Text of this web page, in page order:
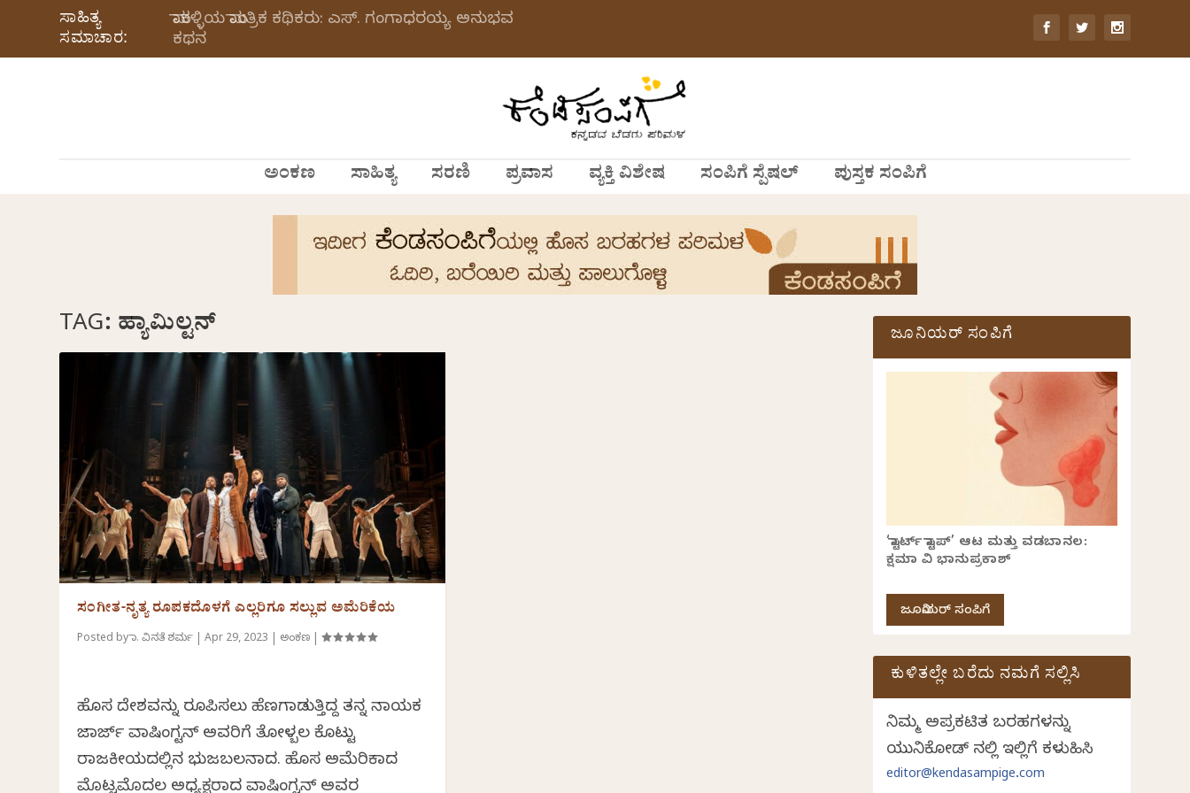
ಸಾಹಿತ್ಯ
ಸಮಾಚಾರ:
ಮಾಕಳ್ಳಿಯ ಮಾಂತ್ರಿಕ ಕಥಿಕರು: ಎಸ್. ಗಂಗಾಧರಯ್ಯ ಅನುಭವ
ಕಥನ
ಅಂಕಣ ಸಾಹಿತ್ಯ ಸರಣಿ ಪ್ರವಾಸ ವ್ಯಕ್ತಿ ವಿಶೇಷ ಸಂಪಿಗೆ ಸ್ಪೆಷಲ್ ಪುಸ್ತಕ ಸಂಪಿಗೆ
TAG: ಹ್ಯಾಮಿಲ್ಟನ್
ಸಂಗೀತ-ನೃತ್ಯ ರೂಪಕದೊಳಗೆ ಎಲ್ಲರಿಗೂ ಸಲ್ಲುವ ಅಮೆರಿಕೆಯ
Posted byಡಾ. ವಿನತೆ ಶರ್ಮ |Apr 29, 2023 ಅಂಕಣ |
ಹೊಸ ದೇಶವನ್ನು ರೂಪಿಸಲು ಹೆಣಗಾಡುತ್ತಿದ್ದ ತನ್ನ ನಾಯಕ
ಜಾರ್ಜ್ ವಾಷಿಂಗ್ಟನ್ ಅವರಿಗೆ ತೋಳ್ಬಲ ಕೊಟ್ಟು
ರಾಜಕೀಯದಲ್ಲಿನ ಭುಜಬಲನಾದ. ಹೊಸ ಅಮೆರಿಕಾದ
ಮೊಟ್ಟಮೊದಲ ಅಧ್ಯಕ್ಷರಾದ ವಾಷಿಂಗ್ಟನ್ ಅವರ
ಜೂನಿಯರ್ ಸಂಪಿಗೆ
‘ಸ್ಟಾರ್ಟ್ ಸ್ಟಾಪ್’ ಆಟ ಮತ್ತು ವಡಬಾನಲ:
ಕ್ಷಮಾ ವಿ ಭಾನುಪ್ರಕಾಶ್
ಜೂನಿಯರ್ ಸಂಪಿಗೆ
ಕುಳಿತಲ್ಲೇ ಬರೆದು ನಮಗೆ ಸಲ್ಲಿಸಿ
ನಿಮ್ಮ ಅಪ್ರಕಟಿತ ಬರಹಗಳನ್ನು
ಯುನಿಕೋಡ್ ನಲ್ಲಿ ಇಲ್ಲಿಗೆ ಕಳುಹಿಸಿ
editor@kendasampige.com